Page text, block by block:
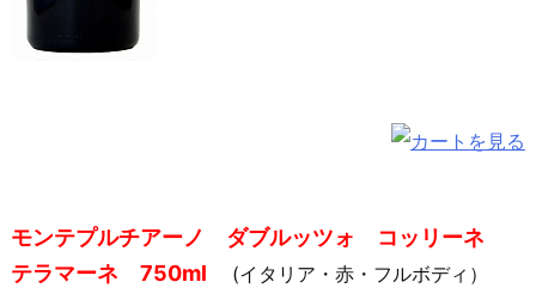
モンテプルチアーノ ダブルッツォ コッリーネ
テラマーネ 750ml (イタリア・赤・フルボディ）